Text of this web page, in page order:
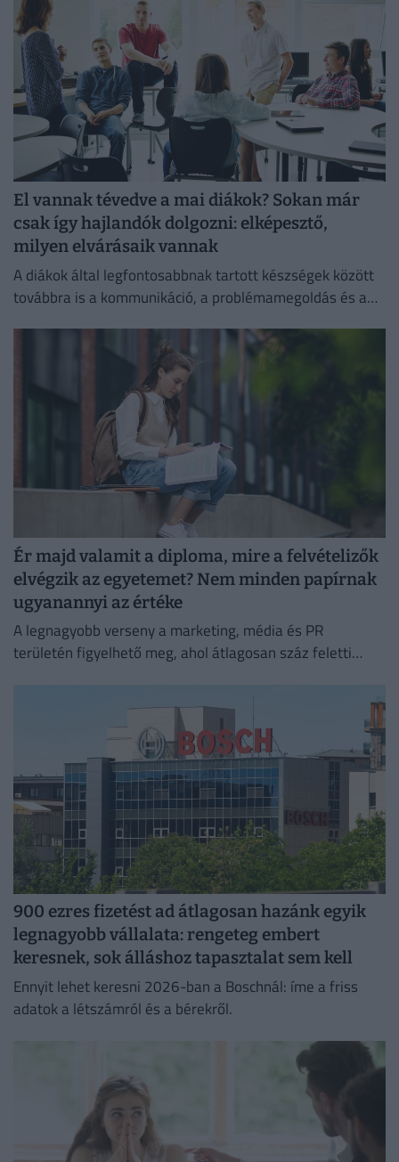
El vannak tévedve a mai diákok? Sokan már
csak így hajlandók dolgozni: elképesztő,
milyen elvárásaik vannak
A diákok által legfontosabbnak tartott készségek között
továbbra is a kommunikáció, a problémamegoldás és a
Ér majd valamit a diploma, mire a felvételizők
elvégzik az egyetemet? Nem minden papírnak
ugyanannyi az értéke
A legnagyobb verseny a marketing, média és PR
területén figyelhető meg, ahol átlagosan száz feletti
900 ezres fizetést ad átlagosan hazánk egyik
legnagyobb vállalata: rengeteg embert
keresnek, sok álláshoz tapasztalat sem kell
Ennyit lehet keresni 2026-ban a Boschnál: íme a friss
adatok a létszámról és a bérekről.